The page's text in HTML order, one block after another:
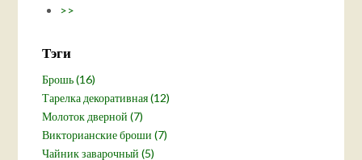
>>
Тэги
Брошь (16)
Тарелка декоративная (12)
Молоток дверной (7)
Викторианские броши (7)
Чайник заварочный (5)